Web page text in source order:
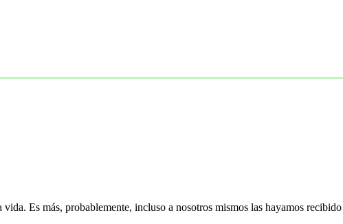
Es más, probablemente, incluso a nosotros mismos las hayamos